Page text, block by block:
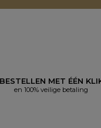
BESTELLEN MET ÉÉN
en 100% veilige betaling